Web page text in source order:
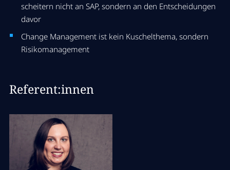
scheitern nicht an SAP, sondern an den Entscheidungen
davor
Change Management ist kein Kuschelthema, sondern
Risikomanagement
Referent:innen